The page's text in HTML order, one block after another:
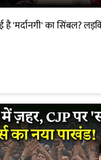
है 'मर्दानगी' का सिंबल?